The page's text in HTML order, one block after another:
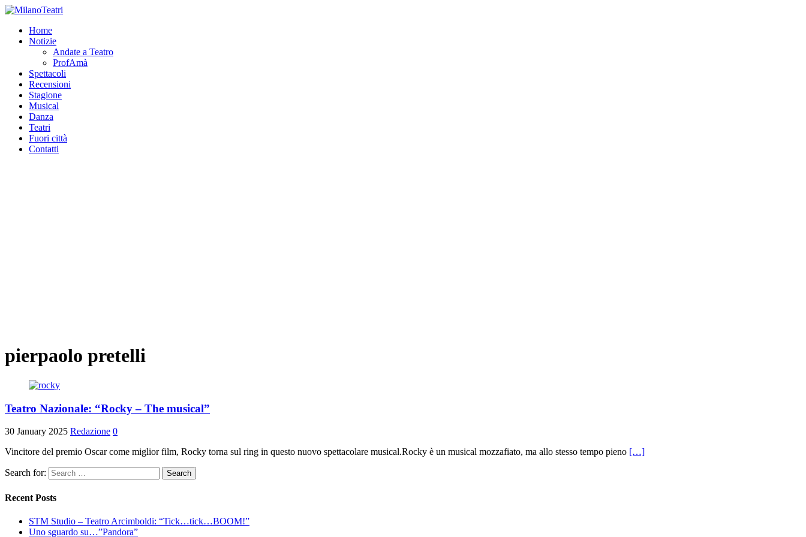
Home
Notizie
Andate a Teatro
ProfAmà
Spettacoli
Recensioni
Stagione
Musical
Danza
Teatri
Fuori città
Contatti
pierpaolo pretelli
Teatro Nazionale: “Rocky – The musical”
30 January 2025 Redazione 0
Vincitore del premio Oscar come miglior film, Rocky torna sul ring in questo nuovo spettacolare musical.Rocky è un musical mozzafiato, ma allo stesso tempo pieno […]
Search for:
Recent Posts
STM Studio – Teatro Arcimboldi: “Tick…tick…BOOM!”
Uno sguardo su…”Pandora”